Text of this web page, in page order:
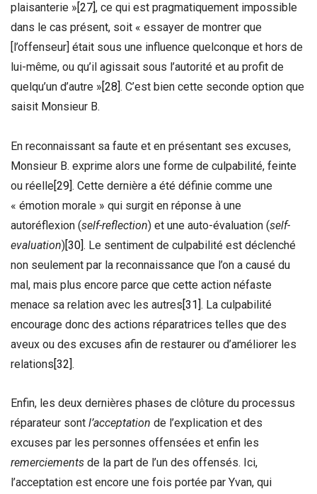
plaisanterie » [27] , ce qui est pragmatiquement impossible
dans le cas présent, soit « essayer de montrer que
[l’offenseur] était sous une influence quelconque et hors de
lui-même, ou qu’il agissait sous l’autorité et au profit de
quelqu’un d’autre » [28] . C’est bien cette seconde option que
saisit Monsieur B.
En reconnaissant sa faute et en présentant ses excuses,
Monsieur B. exprime alors une forme de culpabilité, feinte
ou réelle[29]. Cette dernière a été définie comme une
« émotion morale » qui surgit en réponse à une
autoréflexion (self-reflection) et une auto-évaluation (self-
evaluation)[30]. Le sentiment de culpabilité est déclenché
non seulement par la reconnaissance que l’on a causé du
mal, mais plus encore parce que cette action néfaste
menace sa relation avec les autres[31]. La culpabilité
encourage donc des actions réparatrices telles que des
aveux ou des excuses afin de restaurer ou d’améliorer les
relations[32].
Enfin, les deux dernières phases de clôture du processus
réparateur sont l’acceptation de l’explication et des
excuses par les personnes offensées et enfin les
remerciements de la part de l’un des offensés. Ici,
l’acceptation est encore une fois portée par Yvan, qui